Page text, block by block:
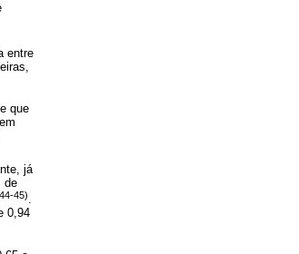
entre
que
já
de
45).
0,94